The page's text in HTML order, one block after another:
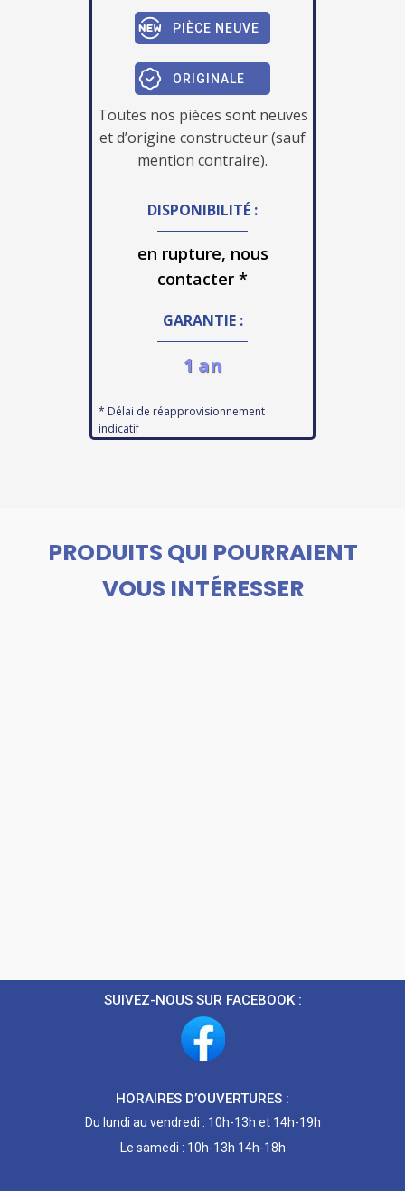
PIÈCE NEUVE
ORIGINALE
Toutes nos pièces sont neuves
et d’origine constructeur (sauf
mention contraire).
DISPONIBILITÉ :
en rupture, nous
contacter *
GARANTIE :
1 an
* Délai de réapprovisionnement
indicatif
PRODUITS QUI POURRAIENT
VOUS INTÉRESSER
SUIVEZ-NOUS SUR FACEBOOK :
HORAIRES D’OUVERTURES :
Du lundi au vendredi : 10h-13h et 14h-19h
Le samedi : 10h-13h 14h-18h